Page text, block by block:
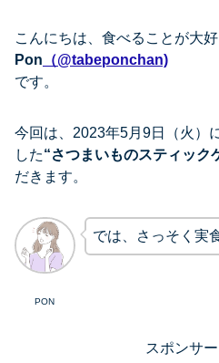
こんにちは、 食べることが大
Pon （@tabeponchan)
です。
今回は、2023年5月9日（火）
した“さつまいものスティック
だきます。
PON
では、さっそく実
スポンサ